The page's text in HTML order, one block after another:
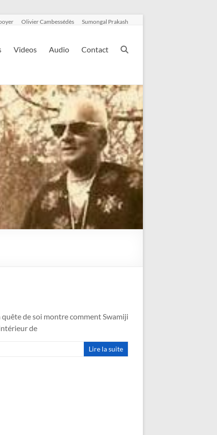
Olivier Cambessédès Sumongal Prakash
Videos Audio Contact
de soi montre comment Swamiji
de
Lire la suite